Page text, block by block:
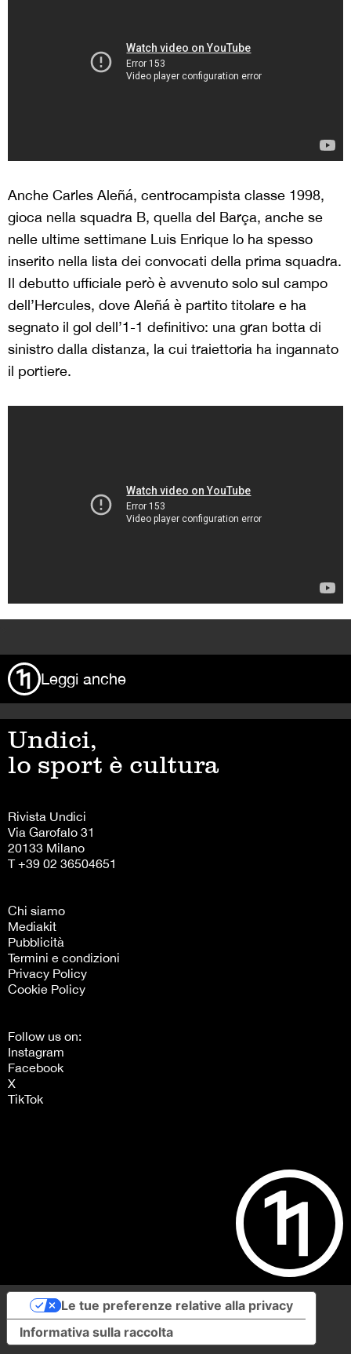
Anche Carles Aleñá, centrocampista classe 1998,
gioca nella squadra B, quella del Barça, anche se
nelle ultime settimane Luis Enrique lo ha spesso
inserito nella lista dei convocati della prima squadra.
Il debutto ufficiale però è avvenuto solo sul campo
dell’Hercules, dove Aleñá è partito titolare e ha
segnato il gol dell’1-1 definitivo: una gran botta di
sinistro dalla distanza, la cui traiettoria ha ingannato
il portiere.
Leggi anche
Undici,
lo sport è cultura
Rivista Undici
Via Garofalo 31
20133 Milano
T +39 02 36504651
Chi siamo
Mediakit
Pubblicità
Termini e condizioni
Privacy Policy
Cookie Policy
Follow us on:
Instagram
Facebook
X
TikTok
Informativa sulla raccolta
Le tue preferenze relative alla privacy